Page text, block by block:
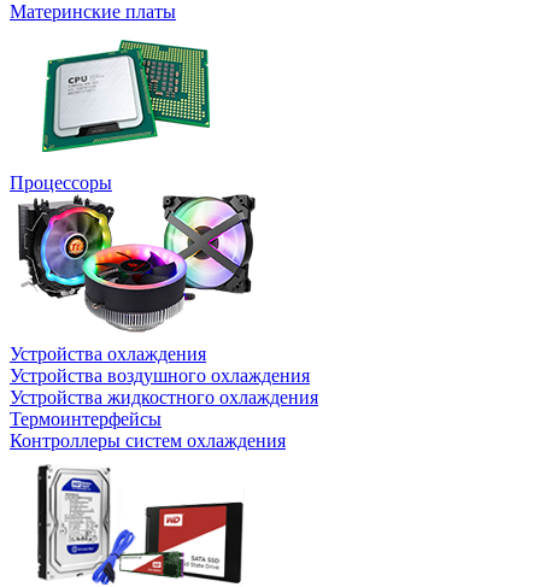
Материнские платы
Процессоры
Устройства охлаждения
Устройства воздушного охлаждения
Устройства жидкостного охлаждения
Термоинтерфейсы
Контроллеры систем охлаждения